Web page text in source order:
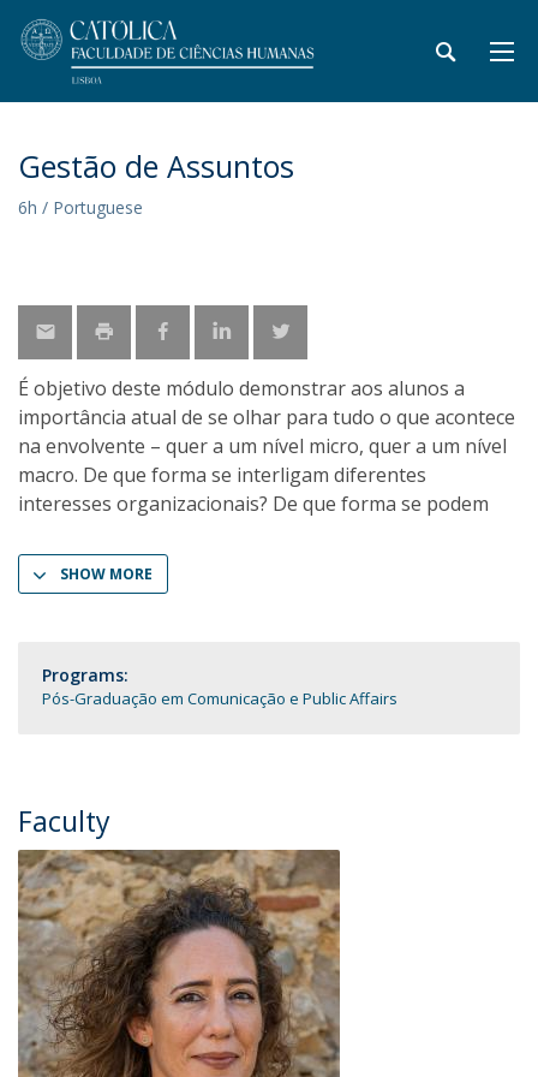
Gestão de Assuntos
6h / Portuguese
É objetivo deste módulo demonstrar aos alunos a
importância atual de se olhar para tudo o que acontece
na envolvente – quer a um nível micro, quer a um nível
macro. De que forma se interligam diferentes
interesses organizacionais? De que forma se podem
SHOW MORE
Programs:
Pós-Graduação em Comunicação e Public Affairs
Faculty